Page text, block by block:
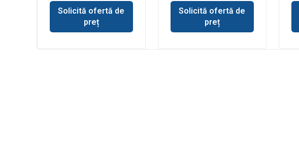
Solicită ofertă de
preț
basculare cupa
incarcare
Solicită ofertă de
preț